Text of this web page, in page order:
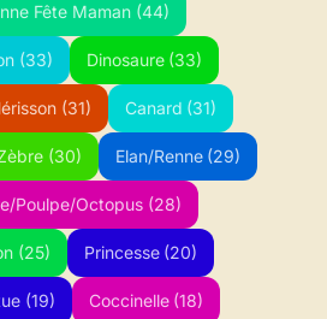
Fête Maman (44)
(33) Dinosaure (33)
(31) Canard (31)
(30) Elan/Renne (29)
Poulpe/Octopus (28)
(25) Princesse (20)
(19) Coccinelle (18)